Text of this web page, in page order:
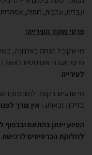
עברית, ערבית, רוסית,
פרטי מוקד העירייה:
פרטיו יועברו אוטומטית לאשל
לעירייה.
מי שהגיש בקשה לתווי מזון
בדיקת זכאותו.- אין צורך
הסיוע יינתן בהתאם
לחלוקת הכרטיסים